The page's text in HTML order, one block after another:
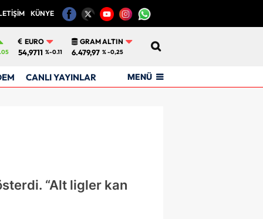
KÜNYE
EURO
54,9711 %-0.11
GRAM ALTIN
6.479,97 % -0,25
CANLI YAYINLAR MENÜ
“Alt ligler kan